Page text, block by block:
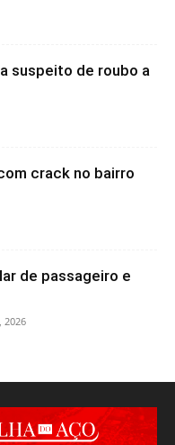
suspeito de roubo a
crack no bairro
de passageiro e
2026